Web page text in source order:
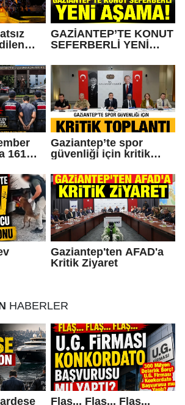
GAZİANTEP’TE KONUT
SEFERBERLİ YENİ
161
Gaziantep’te spor
güvenliği için kritik
Gaziantep'ten AFAD'a
Kritik Ziyaret
HABERLER
Flaş... Flaş... Flaş...